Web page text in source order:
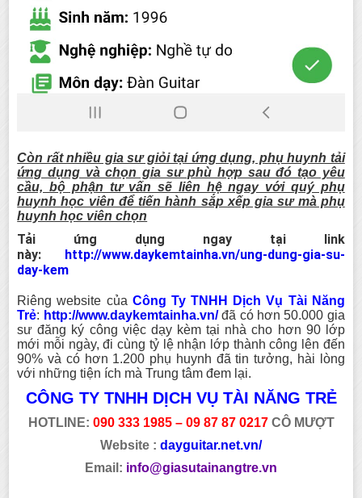
Còn rất nhiều gia sư giỏi tại ứng dụng, phụ huynh tải
ứng dụng và chọn gia sư phù hợp sau đó tạo yêu
cầu, bộ phận tư vấn sẽ liên hệ ngay với quý phụ
huynh học viên để tiến hành sắp xếp gia sư mà phụ
huynh học viên chọn
Tải ứng dụng ngay tại link
này: http://www.daykemtainha.vn/ung-dung-gia-su-
day-kem
Riêng website của Công Ty TNHH Dịch Vụ Tài Năng
Trẻ: http://www.daykemtainha.vn/đã có hơn 50.000 gia
sư đăng ký công việc dạy kèm tại nhà cho hơn 90 lớp
mới mỗi ngày, đi cùng tỷ lệ nhận lớp thành công lên đến
90% và có hơn 1.200 phụ huynh đã tin tưởng, hài lòng
với những tiện ích mà Trung tâm đem lại.
CÔNG TY TNHH DỊCH VỤ TÀI NĂNG TRẺ
HOTLINE: 090 333 1985 – 09 87 87 0217CÔ MƯỢT
Website : dayguitar.net.vn/
Email: info@giasutainangtre.vn